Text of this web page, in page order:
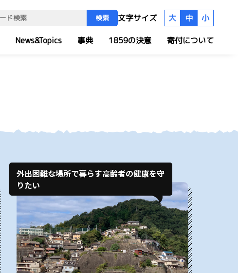
検索 文字サイズ 大 中 小
News&Topics 事典 1859の決意 寄付について
外出困難な場所で暮らす高齢者の健康を守
りたい